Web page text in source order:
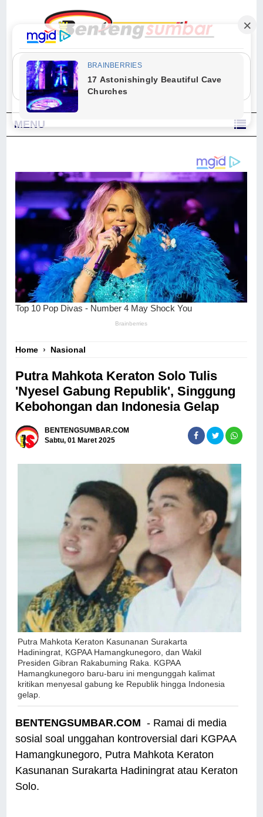
"Sesungguhnya Allah dan para malaikat-Nya berselawat untuk Nabi.
Wahai orang-orang yang beriman, berselawatlah kamu untuk Nabi dan
ucapkanlah salam dengan penuh penghormatan kepadanya." (Qs. Al
Ahzab Ayat 56)
MENU
Home › Nasional
Putra Mahkota Keraton Solo Tulis
'Nyesel Gabung Republik', Singgung
Kebohongan dan Indonesia Gelap
BENTENGSUMBAR.COM
Sabtu, 01 Maret 2025
Putra Mahkota Keraton Kasunanan Surakarta
Hadiningrat, KGPAA Hamangkunegoro, dan Wakil
Presiden Gibran Rakabuming Raka. KGPAA
Hamangkunegoro baru-baru ini mengunggah kalimat
kritikan menyesal gabung ke Republik hingga Indonesia
gelap.
BENTENGSUMBAR.COM - Ramai di media
sosial soal unggahan kontroversial dari KGPAA
Hamangkunegoro, Putra Mahkota Keraton
Kasunanan Surakarta Hadiningrat atau Keraton
Solo.